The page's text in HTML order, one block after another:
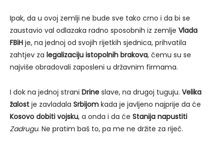
Ipak, da u ovoj zemlji ne bude sve tako crno i da bi se
zaustavio val odlazaka radno sposobnih iz zemlje Vlada
FBiH je, na jednoj od svojih rijetkih sjednica, prihvatila
zahtjev za legalizaciju istopolnih brakova, čemu su se
najviše obradovali zaposleni u državnim firmama.
I dok na jednoj strani Drine slave, na drugoj tuguju. Velika
žalost je zavladala Srbijom kada je javljeno najprije da će
Kosovo dobiti vojsku, a onda i da će Stanija napustiti
Zadrugu. Ne pratim baš to, pa me ne držite za riječ.